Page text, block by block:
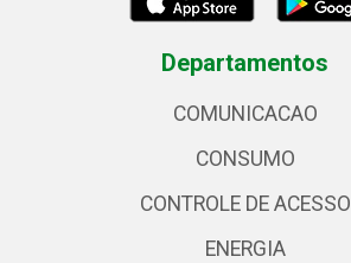
Departamentos
COMUNICACAO
CONSUMO
CONTROLE DE ACESSO
ENERGIA